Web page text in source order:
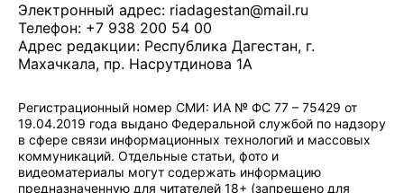
Электронный адрес: riadagestan@mail.ru
Телефон: +7 938 200 54 00
Адрес редакции: Республика Дагестан, г.
Махачкала, пр. Насрутдинова 1А
Регистрационный номер СМИ: ИА № ФС 77 – 75429 от
19.04.2019 года выдано Федеральной службой по надзору
в сфере связи информационных технологий и массовых
коммуникаций. Отдельные статьи, фото и
видеоматериалы могут содержать информацию
предназначенную для читателей 18+ (запрещено для